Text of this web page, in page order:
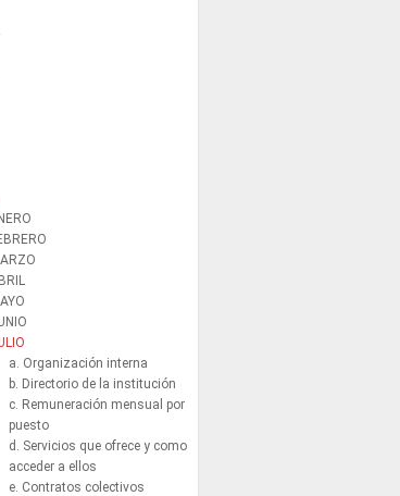
a. Organización interna
b. Directorio de la institución
c. Remuneración mensual por
puesto
d. Servicios que ofrece y como
acceder a ellos
e. Contratos colectivos